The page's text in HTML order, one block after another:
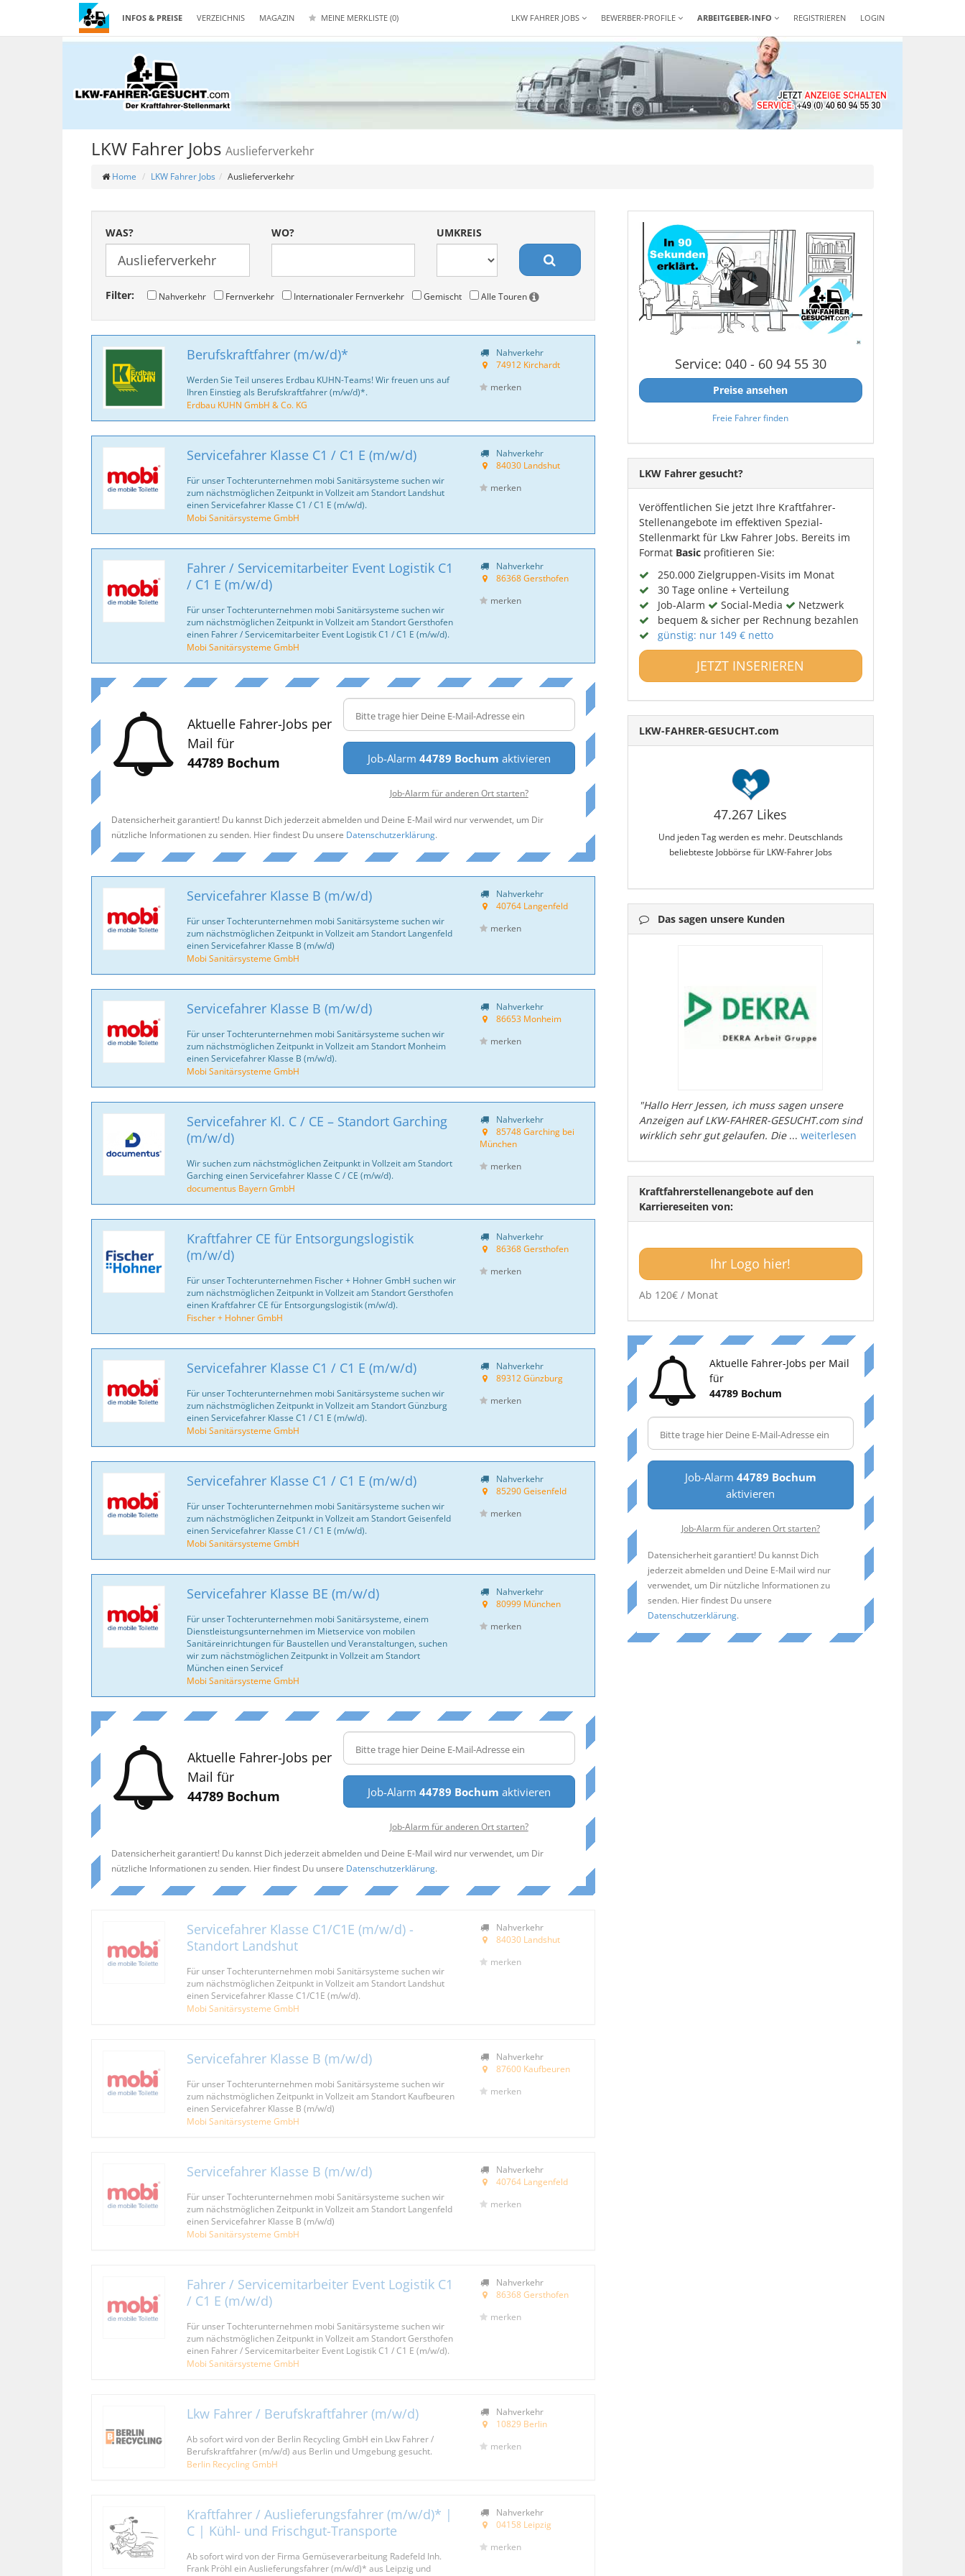
INFOS & PREISE VERZEICHNIS MAGAZIN MEINE MERKLISTE (0) REGISTRIEREN LOGIN
LKW FAHRER JOBS BEWERBER-PROFILE ARBEITGEBER-INFO
LKW Fahrer Jobs Auslieferverkehr
Home LKW Fahrer Jobs Auslieferverkehr
WAS? WO? UMKREIS
Filter: Nahverkehr Fernverkehr Internationaler Fernverkehr Gemischt Alle Touren
Berufskraftfahrer (m/w/d)*
Werden Sie Teil unseres Erdbau KUHN-Teams! Wir freuen uns auf
Ihren Einstieg als Berufskraftfahrer (m/w/d)*.
Erdbau KUHN GmbH & Co. KG
Nahverkehr
74912 Kirchardt
merken
Servicefahrer Klasse C1 / C1 E (m/w/d)
Für unser Tochterunternehmen mobi Sanitär­systeme suchen wir
zum nächstmöglichen Zeitpunkt in Vollzeit am Standort Landshut
einen Servicefahrer Klasse C1 / C1 E (m/w/d).
Mobi Sanitärsysteme GmbH
Nahverkehr
84030 Landshut
merken
Fahrer / Servicemitarbeiter Event Logistik C1
/ C1 E (m/w/d)
Für unser Tochterunternehmen mobi Sanitär­systeme suchen wir
zum nächstmöglichen Zeitpunkt in Vollzeit am Standort Gersthofen
einen Fahrer / Servicemitarbeiter Event Logistik C1 / C1 E (m/w/d).
Mobi Sanitärsysteme GmbH
Nahverkehr
86368 Gersthofen
merken
Aktuelle Fahrer-Jobs per
Mail für
44789 Bochum
Job-Alarm 44789 Bochum aktivieren
Job-Alarm für anderen Ort starten?
Datensicherheit garantiert! Du kannst Dich jederzeit abmelden und Deine E-Mail wird nur verwendet, um Dir
nützliche Informationen zu senden. Hier findest Du unsere Datenschutzerklärung.
Servicefahrer Klasse B (m/w/d)
Für unser Tochterunternehmen mobi Sanitär­systeme suchen wir
zum nächstmöglichen Zeitpunkt in Vollzeit am Standort Langenfeld
einen Servicefahrer Klasse B (m/w/d)
Mobi Sanitärsysteme GmbH
Nahverkehr
40764 Langenfeld
merken
Servicefahrer Klasse B (m/w/d)
Für unser Tochterunternehmen mobi Sanitär­systeme suchen wir
zum nächstmöglichen Zeitpunkt in Vollzeit am Standort Monheim
einen Servicefahrer Klasse B (m/w/d).
Mobi Sanitärsysteme GmbH
Nahverkehr
86653 Monheim
merken
Servicefahrer Kl. C / CE – Standort Garching
(m/w/d)
Wir suchen zum nächstmöglichen Zeitpunkt in Vollzeit am Standort
Garching einen Servicefahrer Klasse C / CE (m/w/d).
documentus Bayern GmbH
Nahverkehr
85748 Garching bei
München
merken
Kraftfahrer CE für Entsorgungslogistik
(m/w/d)
Für unser Tochterunternehmen Fischer + Hohner GmbH suchen wir
zum nächstmöglichen Zeitpunkt in Vollzeit am Standort Gersthofen
einen Kraftfahrer CE für Entsorgungslogistik (m/w/d).
Fischer + Hohner GmbH
Nahverkehr
86368 Gersthofen
merken
Servicefahrer Klasse C1 / C1 E (m/w/d)
Für unser Tochterunternehmen mobi Sanitär­systeme suchen wir
zum nächstmöglichen Zeitpunkt in Vollzeit am Standort Günzburg
einen Servicefahrer Klasse C1 / C1 E (m/w/d).
Mobi Sanitärsysteme GmbH
Nahverkehr
89312 Günzburg
merken
Servicefahrer Klasse C1 / C1 E (m/w/d)
Für unser Tochterunternehmen mobi Sanitär­systeme suchen wir
zum nächstmöglichen Zeitpunkt in Vollzeit am Standort Geisenfeld
einen Servicefahrer Klasse C1 / C1 E (m/w/d).
Mobi Sanitärsysteme GmbH
Nahverkehr
85290 Geisenfeld
merken
Servicefahrer Klasse BE (m/w/d)
Für unser Tochterunternehmen mobi Sanitär­systeme, einem
Dienstleistungsunternehmen im Mietservice von mobilen
Sanitäreinrichtungen für Baustellen und Veranstaltungen, suchen
wir zum nächstmöglichen Zeitpunkt in Vollzeit am Standort
München einen Servicef
Mobi Sanitärsysteme GmbH
Nahverkehr
80999 München
merken
Aktuelle Fahrer-Jobs per
Mail für
44789 Bochum
Job-Alarm 44789 Bochum aktivieren
Job-Alarm für anderen Ort starten?
Datensicherheit garantiert! Du kannst Dich jederzeit abmelden und Deine E-Mail wird nur verwendet, um Dir
nützliche Informationen zu senden. Hier findest Du unsere Datenschutzerklärung.
Servicefahrer Klasse C1/C1E (m/w/d) -
Standort Landshut
Für unser Tochterunternehmen mobi Sanitär­systeme suchen wir
zum nächstmöglichen Zeitpunkt in Vollzeit am Standort Landshut
einen Servicefahrer Klasse C1/C1E (m/w/d).
Mobi Sanitärsysteme GmbH
Nahverkehr
84030 Landshut
merken
Servicefahrer Klasse B (m/w/d)
Für unser Tochterunternehmen mobi Sanitär­systeme suchen wir
zum nächstmöglichen Zeitpunkt in Vollzeit am Standort Kaufbeuren
einen Servicefahrer Klasse B (m/w/d)
Mobi Sanitärsysteme GmbH
Nahverkehr
87600 Kaufbeuren
merken
Servicefahrer Klasse B (m/w/d)
Für unser Tochterunternehmen mobi Sanitär­systeme suchen wir
zum nächstmöglichen Zeitpunkt in Vollzeit am Standort Langenfeld
einen Servicefahrer Klasse B (m/w/d)
Mobi Sanitärsysteme GmbH
Nahverkehr
40764 Langenfeld
merken
Fahrer / Servicemitarbeiter Event Logistik C1
/ C1 E (m/w/d)
Für unser Tochterunternehmen mobi Sanitär­systeme suchen wir
zum nächstmöglichen Zeitpunkt in Vollzeit am Standort Gersthofen
einen Fahrer / Servicemitarbeiter Event Logistik C1 / C1 E (m/w/d).
Mobi Sanitärsysteme GmbH
Nahverkehr
86368 Gersthofen
merken
Lkw Fahrer / Berufskraftfahrer (m/w/d)
Ab sofort wird von der Berlin Recycling GmbH ein Lkw Fahrer /
Berufskraftfahrer (m/w/d) aus Berlin und Umgebung gesucht.
Berlin Recycling GmbH
Nahverkehr
10829 Berlin
merken
Kraftfahrer / Auslieferungsfahrer (m/w/d)* |
C | Kühl- und Frischgut-Transporte
Ab sofort wird von der Firma Gemüseverarbeitung Radefeld Inh.
Frank Pröhl ein Auslieferungsfahrer (m/w/d)* aus Leipzig und
Nahverkehr
04158 Leipzig
merken
Service: 040 - 60 94 55 30
Preise ansehen
Freie Fahrer finden
LKW Fahrer gesucht?
Veröffentlichen Sie jetzt Ihre Kraftfahrer-
Stellenangebote im effektiven Spezial-
Stellenmarkt für Lkw Fahrer Jobs. Bereits im
Format Basicprofitieren Sie:
250.000 Zielgruppen-Visits im Monat
30 Tage online + Verteilung
Job-Alarm
Social-Media
Netzwerk
bequem & sicher per Rechnung bezahlen
günstig: nur 149 € netto
JETZT INSERIEREN
LKW-FAHRER-GESUCHT.com
47.267 Likes
Und jeden Tag werden es mehr. Deutschlands
beliebteste Jobbörse für LKW-Fahrer Jobs
Das sagen unsere Kunden
"Hallo Herr Jessen, ich muss sagen unsere
Anzeigen auf LKW-FAHRER-GESUCHT.com sind
wirklich sehr gut gelaufen. Die... weiterlesen
Kraftfahrerstellenangebote auf den
Karriereseiten von:
Ihr Logo hier!
Ab 120€ / Monat
Aktuelle Fahrer-Jobs per Mail
für
44789 Bochum
Job-Alarm 44789 Bochum
aktivieren
Job-Alarm für anderen Ort starten?
Datensicherheit garantiert! Du kannst Dich
jederzeit abmelden und Deine E-Mail wird nur
verwendet, um Dir nützliche Informationen zu
senden. Hier findest Du unsere
Datenschutzerklärung.